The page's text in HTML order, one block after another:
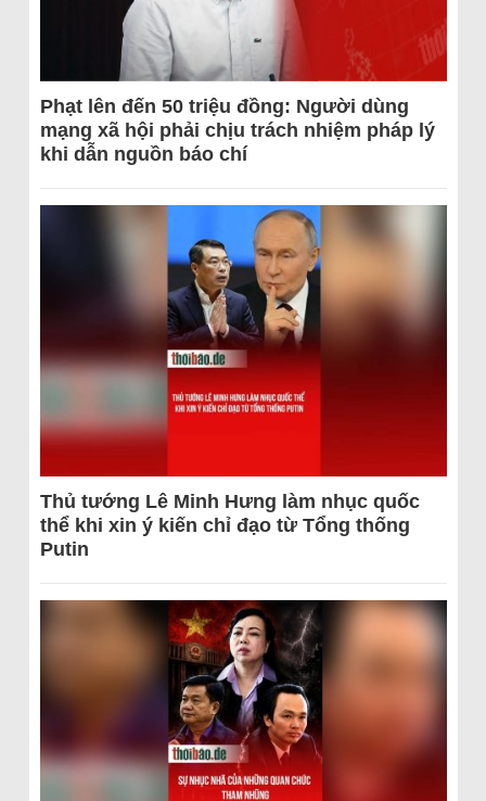
Phạt lên đến 50 triệu đồng: Người dùng
mạng xã hội phải chịu trách nhiệm pháp lý
khi dẫn nguồn báo chí
Thủ tướng Lê Minh Hưng làm nhục quốc
thể khi xin ý kiến chỉ đạo từ Tổng thống
Putin